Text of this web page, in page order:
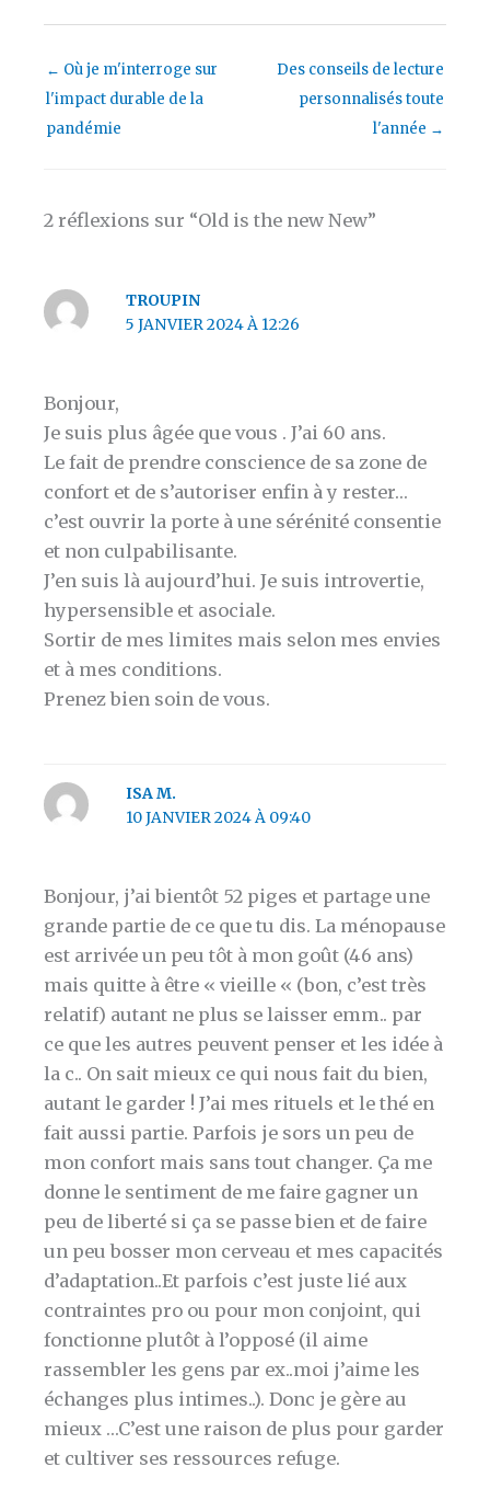
← Où je m'interroge sur
l'impact durable de la
pandémie
Des conseils de lecture
personnalisés toute
l'année →
2 réflexions sur “Old is the new New”
TROUPIN
5 JANVIER 2024 À 12:26
Bonjour,
Je suis plus âgée que vous . J’ai 60 ans.
Le fait de prendre conscience de sa zone de
confort et de s’autoriser enfin à y rester…
c’est ouvrir la porte à une sérénité consentie
et non culpabilisante.
J’en suis là aujourd’hui. Je suis introvertie,
hypersensible et asociale.
Sortir de mes limites mais selon mes envies
et à mes conditions.
Prenez bien soin de vous.
ISA M.
10 JANVIER 2024 À 09:40
Bonjour, j’ai bientôt 52 piges et partage une
grande partie de ce que tu dis. La ménopause
est arrivée un peu tôt à mon goût (46 ans)
mais quitte à être « vieille « (bon, c’est très
relatif) autant ne plus se laisser emm.. par
ce que les autres peuvent penser et les idée à
la c.. On sait mieux ce qui nous fait du bien,
autant le garder ! J’ai mes rituels et le thé en
fait aussi partie. Parfois je sors un peu de
mon confort mais sans tout changer. Ça me
donne le sentiment de me faire gagner un
peu de liberté si ça se passe bien et de faire
un peu bosser mon cerveau et mes capacités
d’adaptation..Et parfois c’est juste lié aux
contraintes pro ou pour mon conjoint, qui
fonctionne plutôt à l’opposé (il aime
rassembler les gens par ex..moi j’aime les
échanges plus intimes..). Donc je gère au
mieux …C’est une raison de plus pour garder
et cultiver ses ressources refuge.